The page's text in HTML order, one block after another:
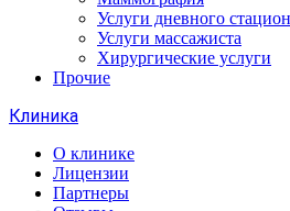
Услуги дневного
Услуги массажиста
Хирургические услуги
Прочие
Клиника
О клинике
Лицензии
Партнеры